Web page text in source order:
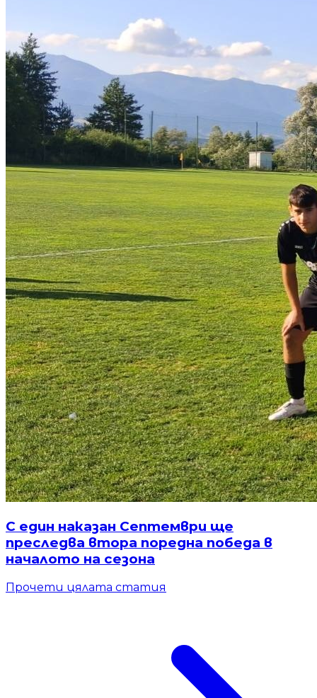
С един наказан Септември ще
преследва втора поредна победа в
началото на сезона
Прочети цялата статия